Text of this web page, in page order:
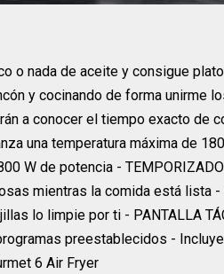
o nada de aceite y consigue
y cocinando de forma unirme
a conocer el tiempo exacto de
una temperatura máxima de
W de potencia -
mientras la comida está lista -
lo limpie por ti - PANTALLA
preestablecidos -
6 Air Fryer